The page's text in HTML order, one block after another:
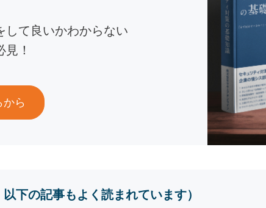
して良いかわからない
！
から
下の記事もよく読まれています）